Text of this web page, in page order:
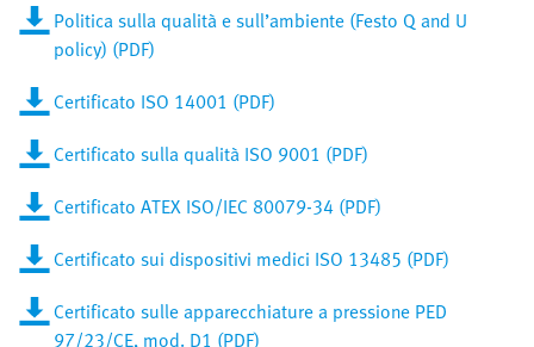
Politica sulla qualità e sull’ambiente (Festo Q and U
policy) (PDF)
Certificato ISO 14001 (PDF)
Certificato sulla qualità ISO 9001 (PDF)
Certificato ATEX ISO/IEC 80079-34 (PDF)
Certificato sui dispositivi medici ISO 13485 (PDF)
Certificato sulle apparecchiature a pressione PED
97/23/CE, mod. D1 (PDF)